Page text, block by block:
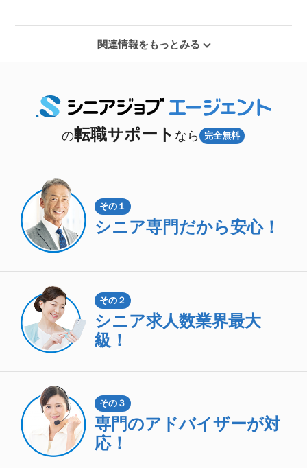
関連情報をもっとみる
の転職サポート なら 完全無料
その１
シニア専門だから安心！
その２
シニア求人数業界最大
級！
その３
専門のアドバイザーが対
応！